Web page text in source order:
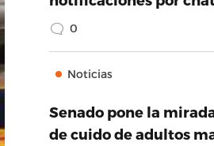
0
Noticias
Senado pone la
de cuido de adultos